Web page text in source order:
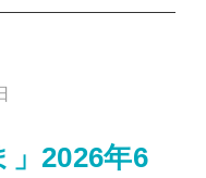
」2026年6